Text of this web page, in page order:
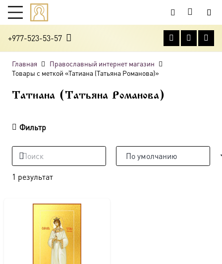
+977-523-53-57
Главная
Православный интернет магазин
Товары с меткой «Татиана (Татьяна Романова)»
Татиана (Татьяна Романова)
Фильтр
1 результат